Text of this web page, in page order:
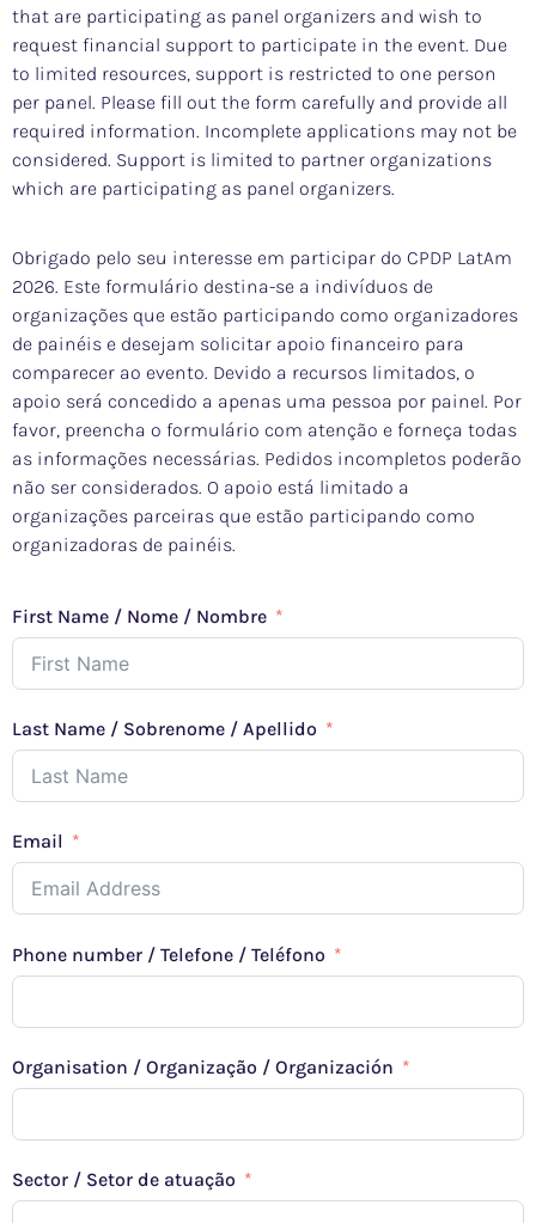
that are participating as panel organizers and wish to
request financial support to participate in the event. Due
to limited resources, support is restricted to one person
per panel. Please fill out the form carefully and provide all
required information. Incomplete applications may not be
considered. Support is limited to partner organizations
which are participating as panel organizers.
Obrigado pelo seu interesse em participar do CPDP LatAm
2026. Este formulário destina-se a indivíduos de
organizações que estão participando como organizadores
de painéis e desejam solicitar apoio financeiro para
comparecer ao evento. Devido a recursos limitados, o
apoio será concedido a apenas uma pessoa por painel. Por
favor, preencha o formulário com atenção e forneça todas
as informações necessárias. Pedidos incompletos poderão
não ser considerados. O apoio está limitado a
organizações parceiras que estão participando como
organizadoras de painéis.
First Name / Nome / Nombre
Last Name / Sobrenome / Apellido
Email
Phone number / Telefone / Teléfono
Organisation / Organização / Organización
Sector / Setor de atuação